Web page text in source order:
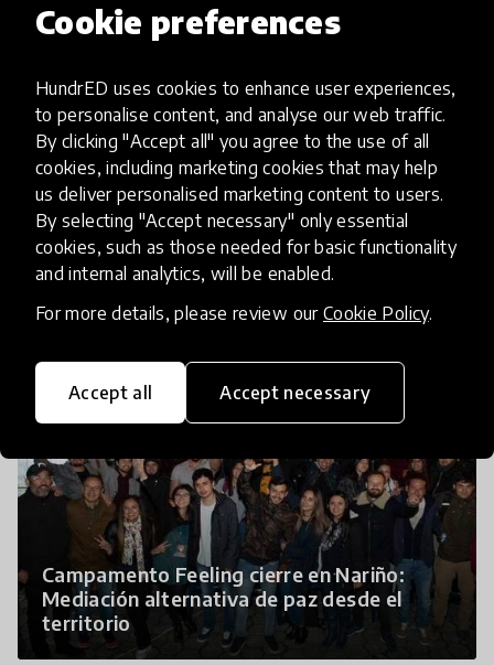
Cookie preferences
HundrED uses cookies to enhance user experiences,
to personalise content, and analyse our web traffic.
By clicking "Accept all" you agree to the use of all
cookies, including marketing cookies that may help
us deliver personalised marketing content to users.
By selecting "Accept necessary" only essential
cookies, such as those needed for basic functionality
and internal analytics, will be enabled.
For more details, please review our Cookie Policy.
Accept all Accept necessary
Curso de formación SISA: Mujeres
Activando
Campamento Feeling cierre en Nariño:
Mediación alternativa de paz desde el
territorio